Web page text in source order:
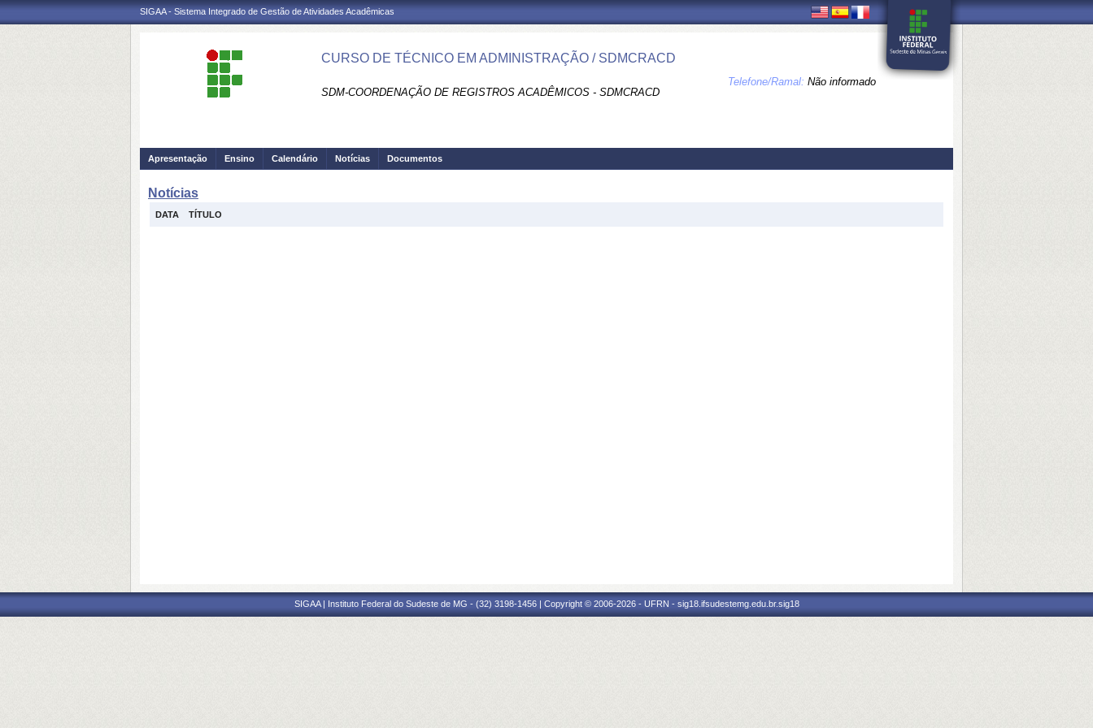
SIGAA - Sistema Integrado de Gestão de Atividades Acadêmicas
CURSO DE TÉCNICO EM ADMINISTRAÇÃO / SDMCRACD
SDM-COORDENAÇÃO DE REGISTROS ACADÊMICOS - SDMCRACD
Telefone/Ramal: Não informado
Apresentação Ensino Calendário Notícias Documentos
Notícias
DATA TÍTULO
SIGAA | Instituto Federal do Sudeste de MG - (32) 3198-1456 | Copyright © 2006-2026 - UFRN - sig18.ifsudestemg.edu.br.sig18